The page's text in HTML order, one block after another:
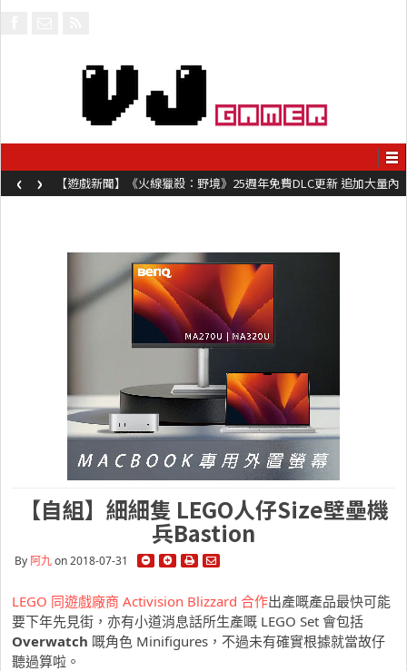
【遊戲新聞】《火線獵殺：野境》25週年免費DLC更新 追加大量內
容同時系舊作限時超平價折扣
‹ ›
【自組】細細隻 LEGO人仔Size壁壘機
兵Bastion
By 阿九on 2018-07-31
LEGO 同遊戲廠商 Activision Blizzard 合作出產嘅產品最快可能
要下年先見街，亦有小道消息話所生產嘅 LEGO Set 會包括
Overwatch 嘅角色 Minifigures，不過未有確實根據就當故仔
聽過算啦。